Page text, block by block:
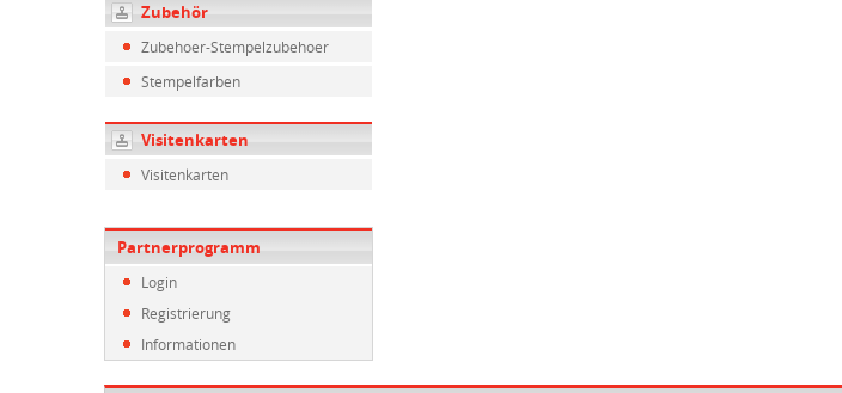
Zubehör
Zubehoer-Stempelzubehoer
Stempelfarben
Visitenkarten
Visitenkarten
Partnerprogramm
Login
Registrierung
Informationen